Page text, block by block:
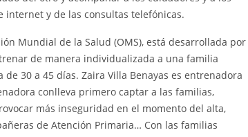
internet y de las consultas telefónicas.
Mundial de la Salud (OMS), está desarrollada por
de manera individualizada a una familia
30 a 45 días. Zaira Villa Benayas es entrenadora
conlleva primero captar a las familias,
más inseguridad en el momento del alta,
de Atención Primaria… Con las familias